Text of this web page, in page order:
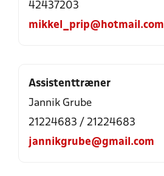
42437203
mikkel_prip@hotmail.com
Assistenttræner
Jannik Grube
21224683 / 21224683
jannikgrube@gmail.com